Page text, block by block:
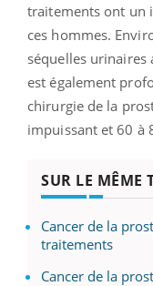
traitements ont un
ces hommes.
séquelles urinaires
est également
chirurgie de la
impuissant et 60 à
SUR LE MÊME
Cancer de la
traitements
Cancer de la